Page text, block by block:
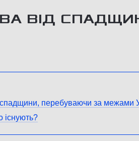
ВІД
спадщини, перебуваючи за межами
існують?